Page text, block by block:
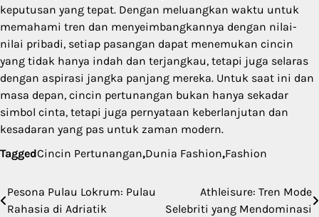
keputusan yang tepat. Dengan meluangkan waktu untuk
memahami tren dan menyeimbangkannya dengan nilai-
nilai pribadi, setiap pasangan dapat menemukan cincin
yang tidak hanya indah dan terjangkau, tetapi juga selaras
dengan aspirasi jangka panjang mereka. Untuk saat ini dan
masa depan, cincin pertunangan bukan hanya sekadar
simbol cinta, tetapi juga pernyataan keberlanjutan dan
kesadaran yang pas untuk zaman modern.
TaggedCincin Pertunangan,Dunia Fashion,Fashion
Post
Pesona Pulau Lokrum: Pulau
Rahasia di Adriatik
Athleisure: Tren Mode
Selebriti yang Mendominasi